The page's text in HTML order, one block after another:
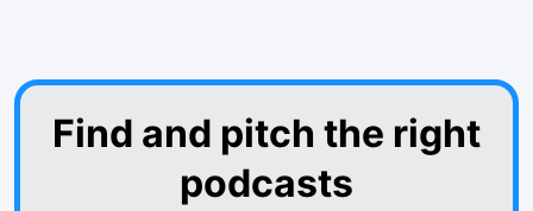
Find and pitch the right
podcasts